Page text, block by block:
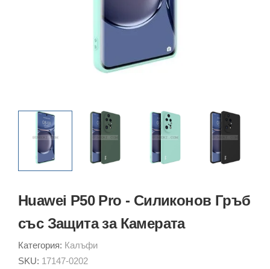
Huawei P50 Pro - Силиконов Гръб
със Защита за Камерата
Категория: Калъфи
SKU: 17147-0202